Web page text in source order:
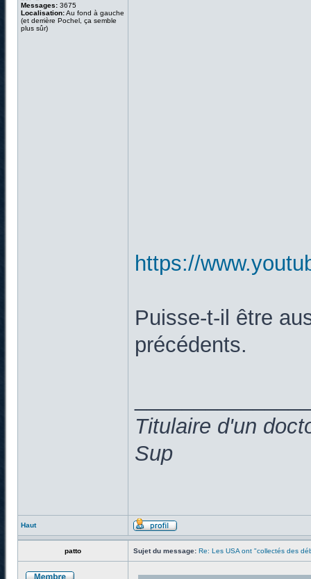
Messages: 3675
Localisation:Au fond à gauche
(et derrière Pochel, ça semble
plus sûr)
https://
Puisse-t-il être
précédents.
Titulaire d'un
Sup
Haut
patto Sujet du message: Re: Les USA ont "collectés des